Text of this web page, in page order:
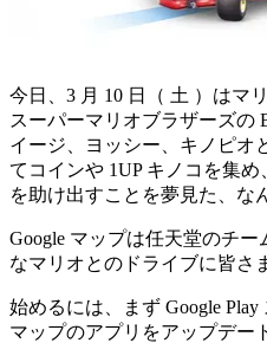
今日、3 月 10 日（ 土 ）はマ
スーパーマリオブラザーズの
イージ、ヨッシー、キノピオ
てコインや 1UP キノコを集
を助け出すことを夢見た、な
Google マップは任天堂のチ
なマリオとのドライブに皆さ
始めるには、まず Google Play
マップのアプリをアップデー